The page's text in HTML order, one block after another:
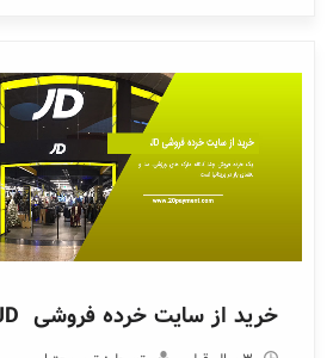
خرید از سایت خرده فروشی JD